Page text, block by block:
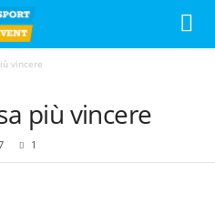
vincere
più vincere
1